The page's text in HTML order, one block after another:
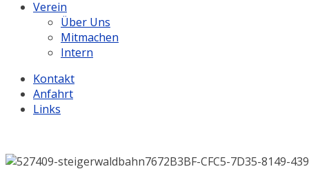
Verein
Über Uns
Mitmachen
Intern
Kontakt
Anfahrt
Links